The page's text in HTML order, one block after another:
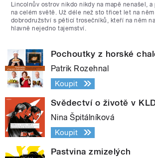
Lincolnův ostrov nikdo nikdy na mapě nenašel,
na celém světě. Už déle než sto třicet let na
dobrodružství s pěticí trosečníků, kteří na něm
hlavně nejedno tajemství.
Pochoutky z horské
Patrik Rozehnal
Koupit
Svědectví o životě v
Nina Špitálníková
Koupit
Pastvina zmizelých